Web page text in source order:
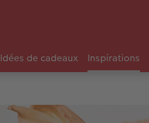
Idées de cadeaux Inspirations